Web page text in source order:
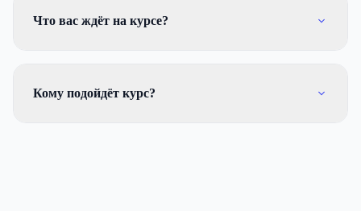
Что вас ждёт на курсе?
Кому подойдёт курс?